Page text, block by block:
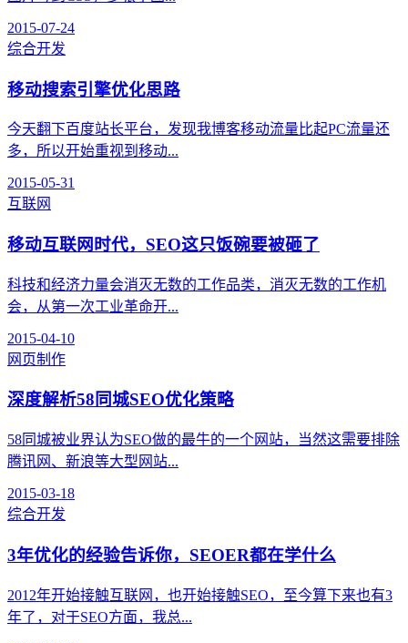
2015-07-24
综合开发
移动搜索引擎优化思路
今天翻下百度站长平台，发现我博客移动流量比起PC流量还
多，所以开始重视到移动...
2015-05-31
互联网
移动互联网时代，SEO这只饭碗要被砸了
科技和经济力量会消灭无数的工作品类，消灭无数的工作机
会，从第一次工业革命开...
2015-04-10
网页制作
深度解析58同城SEO优化策略
58同城被业界认为SEO做的最牛的一个网站，当然这需要排除
腾讯网、新浪等大型网站...
2015-03-18
综合开发
3年优化的经验告诉你，SEOER都在学什么
2012年开始接触互联网，也开始接触SEO，至今算下来也有3
年了，对于SEO方面，我总...